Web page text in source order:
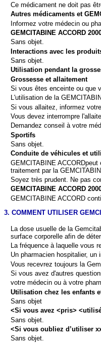
Ce médicament ne doit pas
Autres médicaments et
Informez votre médecin ou
GEMCITABINE ACCORD
Sans objet.
Interactions avec les
Sans objet.
Utilisation pendant la
Grossesse et allaitement
Si vous êtes enceinteou que
L'utilisation de la
Si vous allaitez, informez
Vous devez interrompre
Demandez conseil à votre
Sportifs
Sans objet.
Conduite de véhicules et
GEMCITABINE
traitement par la
Soyez très prudent. Ne pas
GEMCITABINE ACCORD
GEMCITABINE ACCORD
3. COMMENT UTILISER
La dose usuelle de la
surface corporelle afin de
La fréquence à laquelle vous
Un pharmacien hospitalier,
Vous recevrez toujours la
Si vous avez d'autres
votre médecin ou à votre
Utilisation chez les enfants
Sans objet
<Si vous avez <pris>
Sans objet.
<Si vous oubliez d’utiliser
Sans objet.